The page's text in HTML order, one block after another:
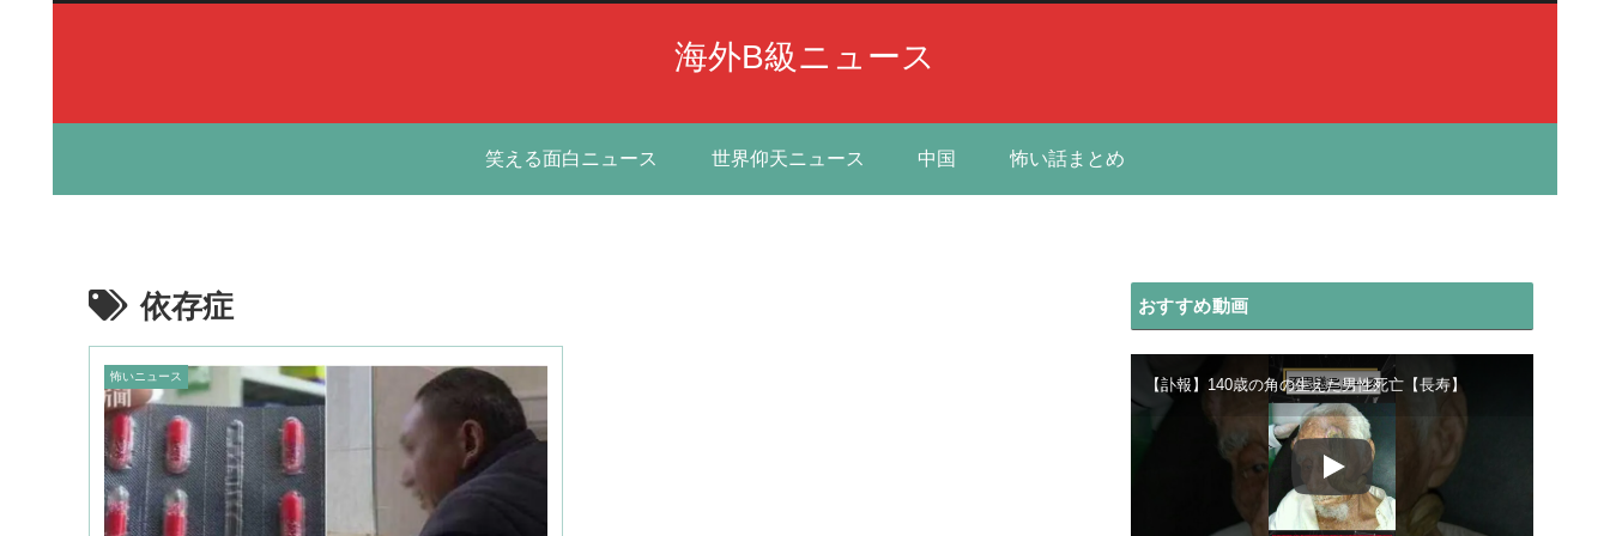
海外B級ニュース
笑える面白ニュース 世界仰天ニュース 中国 怖い話まとめ
依存症
怖いニュース
おすすめ動画
【訃報】140歳の角の生えた男性死亡【長寿】